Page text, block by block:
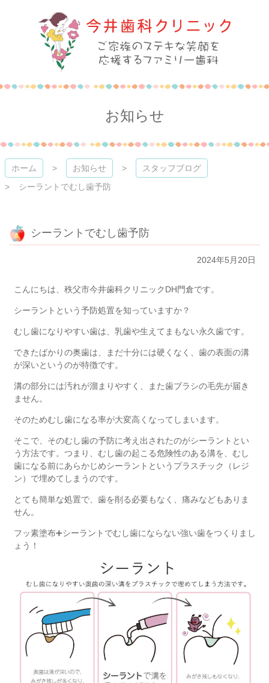
プ
今井歯科クリニック
お知らせ
ホーム お知らせ
スタッフブログ
シーラントでむし歯予防
シーラントでむし歯予防
2024年5月20日
こんにちは、秩父市今井歯科クリニックDH門倉です。
シーラントという予防処置を知っていますか？
むし歯になりやすい歯は、乳歯や生えてまもない永久歯です。
できたばかりの奥歯は、まだ十分には硬くなく、歯の表面の溝
が深いというのが特徴です。
溝の部分には汚れが溜まりやすく、また歯ブラシの毛先が届き
ません。
そのためむし歯になる率が大変高くなってしまいます。
そこで、そのむし歯の予防に考え出されたのがシーラントとい
う方法です。つまり、むし歯の起こる危険性のある溝を、むし
歯になる前にあらかじめシーラントというプラスチック（レジ
ン）で埋めてしまうのです。
とても簡単な処置で、歯を削る必要もなく、痛みなどもありま
せん。
フッ素塗布➕シーラントでむし歯にならない強い歯をつくりまし
ょう！